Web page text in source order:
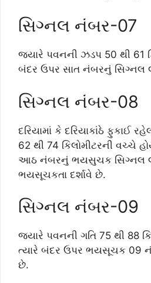
સિગ્નલ નંબર-07
જ્યારે પવનની ઝડપ 50 થી 61
બંદર ઉપર સાત નંબરનું સિગ્નલ
સિગ્નલ નંબર-08
દરિયામાં કે દરિયાકાંઠે ફુકાઈ
62 થી 74 કિલોમીટરની વચ્ચે
આઠ નંબરનું ભયસુચક સિગ્નલ
ભયસૂચકતા દર્શાવે છે.
સિગ્નલ નંબર-09
જ્યારે પવનની ગતિ 75 થી 88
ત્યારે બંદર ઉપર ભયસૂચક 09
છે.